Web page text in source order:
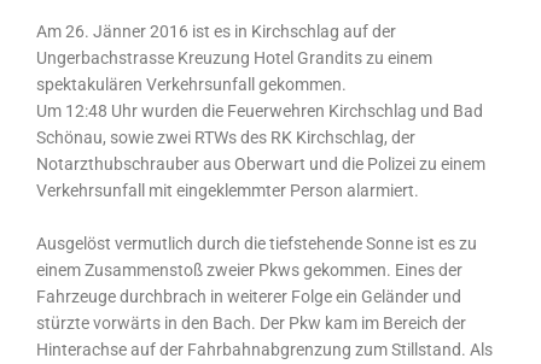
Am 26. Jänner 2016 ist es in Kirchschlag auf der
Ungerbachstrasse Kreuzung Hotel Grandits zu einem
spektakulären Verkehrsunfall gekommen.
Um 12:48 Uhr wurden die Feuerwehren Kirchschlag und Bad
Schönau, sowie zwei RTWs des RK Kirchschlag, der
Notarzthubschrauber aus Oberwart und die Polizei zu einem
Verkehrsunfall mit eingeklemmter Person alarmiert.
Ausgelöst vermutlich durch die tiefstehende Sonne ist es zu
einem Zusammenstoß zweier Pkws gekommen. Eines der
Fahrzeuge durchbrach in weiterer Folge ein Geländer und
stürzte vorwärts in den Bach. Der Pkw kam im Bereich der
Hinterachse auf der Fahrbahnabgrenzung zum Stillstand. Als